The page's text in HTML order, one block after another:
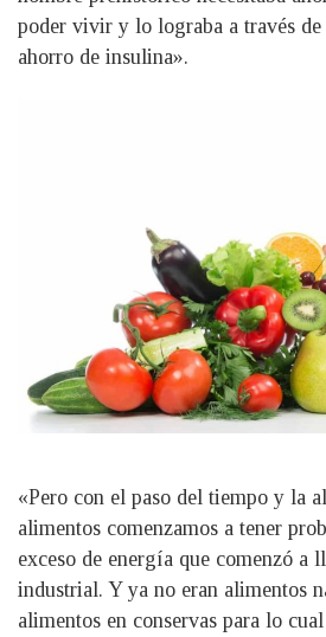
poder vivir y lo lograba a través de
ahorro de insulina».
«Pero con el paso del tiempo y la
alimentos comenzamos a tener
exceso de energía que comenzó a
industrial. Y ya no eran alimentos
alimentos en conservas para lo